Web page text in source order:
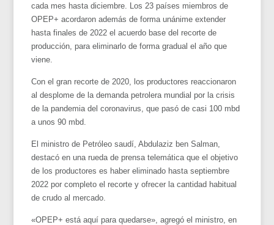
cada mes hasta diciembre. Los 23 países miembros de
OPEP+ acordaron además de forma unánime extender
hasta finales de 2022 el acuerdo base del recorte de
producción, para eliminarlo de forma gradual el año que
viene.
Con el gran recorte de 2020, los productores reaccionaron
al desplome de la demanda petrolera mundial por la crisis
de la pandemia del coronavirus, que pasó de casi 100 mbd
a unos 90 mbd.
El ministro de Petróleo saudí, Abdulaziz ben Salman,
destacó en una rueda de prensa telemática que el objetivo
de los productores es haber eliminado hasta septiembre
2022 por completo el recorte y ofrecer la cantidad habitual
de crudo al mercado.
«OPEP+ está aquí para quedarse», agregó el ministro, en